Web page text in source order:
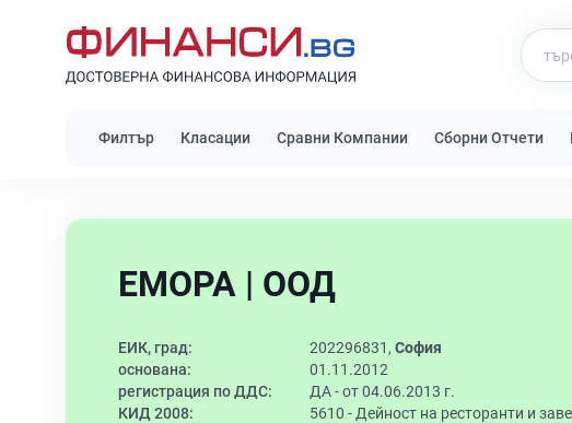
Филтър Класации Сравни Компании Сборни Отчети
ЕМОРА | ООД
ЕИК, град: 202296831, София
основана:
01.11.2012
регистрация по ДДС:
ДА - от 04.06.2013 г.
КИД 2008:
5610 - Дейност на ресторанти и